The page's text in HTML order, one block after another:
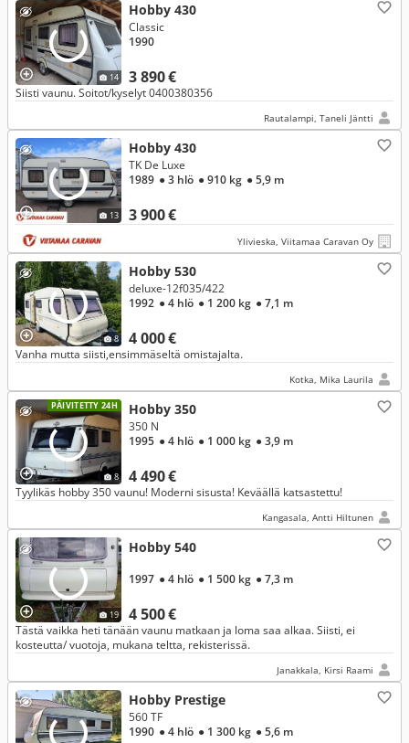
14
Hobby 430
3 890 €
Classic
1990
Siisti vaunu. Soitot/kyselyt 0400380356
Rautalampi, Taneli Jäntti
13
Hobby 430
3 900 €
TK De Luxe
1989 ● 3 hlö ● 910 kg ● 5,9 m
Ylivieska, Viitamaa Caravan Oy
8
Hobby 530
4 000 €
deluxe-12f035/422
1992 ● 4 hlö ● 1 200 kg ● 7,1 m
Vanha mutta siisti,ensimmäseltä omistajalta.
Kotka, Mika Laurila
PÄIVITETTY 24H
8
Hobby 350
4 490 €
350 N
1995 ● 4 hlö ● 1 000 kg ● 3,9 m
Tyylikäs hobby 350 vaunu! Moderni sisusta! Keväällä katsastettu!
Kangasala, Antti Hiltunen
19
Hobby 540
4 500 €
1997 ● 4 hlö ● 1 500 kg ● 7,3 m
Tästä vaikka heti tänään vaunu matkaan ja loma saa alkaa. Siisti, ei
kosteutta/ vuotoja, mukana teltta, rekisterissä.
Janakkala, Kirsi Raami
Hobby Prestige
560 TF
1990 ● 4 hlö ● 1 300 kg ● 5,6 m